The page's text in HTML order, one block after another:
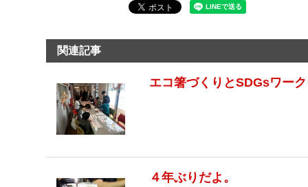
関連記事
エコ箸づくりとSDGsワー
４年ぶりだよ。